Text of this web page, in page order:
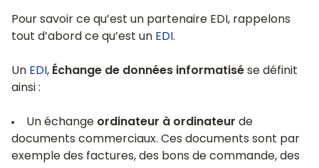
Pour savoir ce qu’est un partenaire EDI, rappelons
tout d’abord ce qu’est un EDI .
Un EDI , Échange de données informatisé se définit
ainsi :
Un échange ordinateur à ordinateur de
documents commerciaux. Ces documents sont par
exemple des factures, des bons de commande, des